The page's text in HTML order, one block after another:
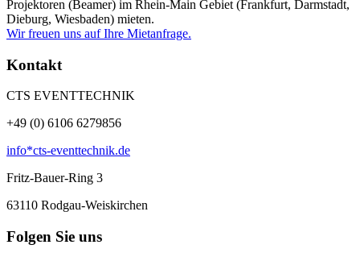
Projektoren (Beamer) im Rhein-Main Gebiet (Frankfurt, Darmstadt,
Dieburg, Wiesbaden) mieten.
Wir freuen uns auf Ihre Mietanfrage.
Kontakt
CTS EVENTTECHNIK
+49 (0) 6106 6279856
info*cts-eventtechnik.de
Fritz-Bauer-Ring 3
63110 Rodgau-Weiskirchen
Folgen Sie uns